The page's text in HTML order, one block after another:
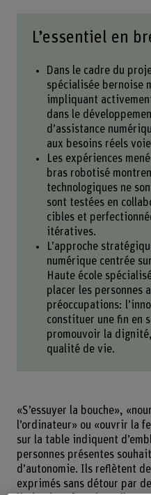
L’essentiel en
Dans le cadre du
spécialisée bernoise
impliquant
dans le
d’assistance
aux besoins réels
Les expériences
bras robotisé
technologiques ne
sont testées en
cibles et
itératives.
L’approche
numérique centrée
Haute école
placer les personnes
préoccupations:
constituer une fin en
promouvoir la
qualité de vie.
«S’essuyer la bouche»,
l’ordinateur» ou «ouvrir la
sur la table indiquent
personnes présentes
d’autonomie. Ils reflètent
exprimés sans détour par